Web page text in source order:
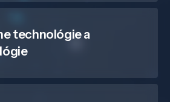
technológie a